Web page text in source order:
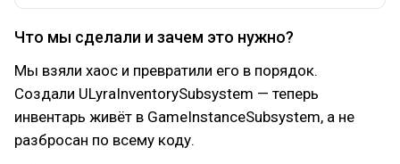
Что мы сделали и зачем это нужно?
Мы взяли хаос и превратили его в порядок.
Создали ULyraInventorySubsystem — теперь
инвентарь живёт в GameInstanceSubsystem, а не
разбросан по всему коду.